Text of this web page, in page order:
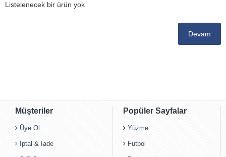
Listelenecek bir ürün yok
Devam
Müşteriler
Üye Ol
İptal & İade
Popüler Sayfalar
Yüzme
Futbol